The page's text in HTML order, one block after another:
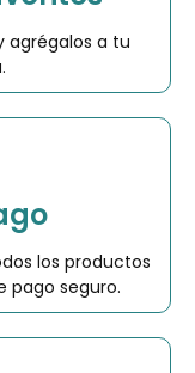
agrégalos a tu
los productos
pago seguro.